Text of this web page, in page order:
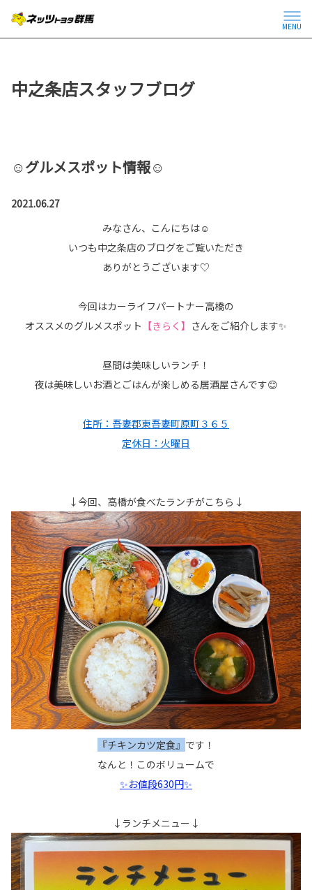
MENU
中之条店スタッフブログ
☺グルメスポット情報☺
2021.06.27
みなさん、こんにちは☺
いつも中之条店のブログをご覧いただき
ありがとうございます♡
今回はカーライフパートナー高橋の
オススメのグルメスポット 【きらく】 さんをご紹介します✨
昼間は美味しいランチ！
夜は美味しいお酒とごはんが楽しめる居酒屋さんです😊
住所：吾妻郡東吾妻町原町３６５
定休日：火曜日
↓今回、高橋が食べたランチがこちら↓
『チキンカツ定食』 です！
なんと！このボリュームで
✨お値段630円✨
↓ランチメニュー↓